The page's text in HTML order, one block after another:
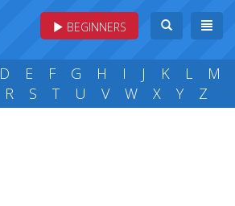
BEGINNERS
D E F G H I J K L
M
R S T U V W X Y Z